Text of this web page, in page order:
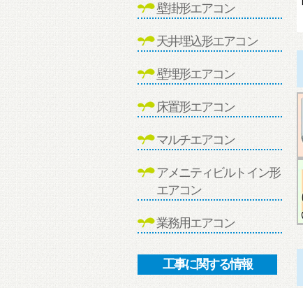
壁掛形エアコン
天井埋込形エアコン
壁埋形エアコン
床置形エアコン
マルチエアコン
アメニティビルトイン形
エアコン
業務用エアコン
工事に関する情報